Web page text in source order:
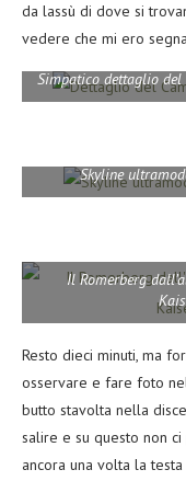
da lassù di dove si
vedere che mi ero
Simpatico dettaglio del
Skyline
Il Romerberg
Resto dieci minuti, ma
osservare e fare foto
butto stavolta nella
salire e su questo non
ancora una volta la